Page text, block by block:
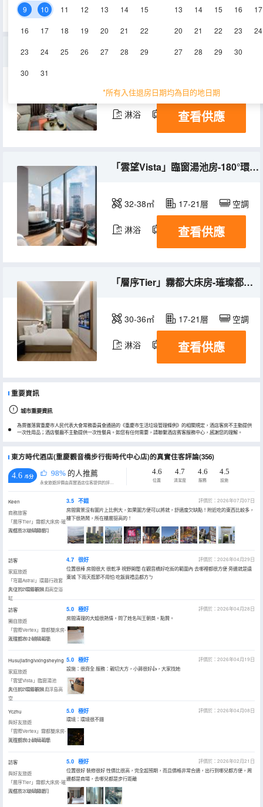
9 10 11 12 13 14 15
16 17 18 19 20 21 22
23 24 25 26 27 28 29
30 31
13 14 15 16 17
20 21 22 23 24
27 28 29 30
*所有入住退房日期均為目的地日期
40-50㎡ 17-21層
淋浴 電視機 冰箱
查看供應
「雲望Vista」臨窗湯池房-180°環幕觀景丨浮島高空
32-38㎡ 17-21層 空調
淋浴 電視機 冰箱
查看供應
「層序Tier」霧都大床房-璀璨都市丨玻璃幕牆
30-36㎡ 17-21層 空調
淋浴 電視機 冰箱
查看供應
重要資訊
城市重要資訊
為貫徹落實重慶市人民代表大會常務委員會通過的《重慶市生活垃圾管理條例》的相關規定，酒店客房不主動提供
一次性用品；酒店餐廳不主動提供一次性餐具。如您有任何需要，請聯繫酒店賓客服務中心，感謝您的理解。
東方時代酒店(重慶觀音橋步行街時代中心店)的真實住客評論(356)
4.6 /5分 98% 的人推薦
永安旅遊評價由真實酒店住客提供的評價。
4.6
位置
4.7
清潔度
4.6
服務
4.5
設施
Keen
商務旅客
「層序Tier」霧都大床房-璀
璨都市丨玻璃幕牆
入住於2026年05月
3.5 不錯
評價於：2026年07月07日
房間實景沒有圖片上比例大，如果圖方便可以將就，舒適度欠缺點！附近吃的東西比較多，
樓下很熱鬧，所在樓層挺高的！
訪客
家庭旅遊
「穹幕Astral」環幕行政套
房-270°環幕觀景丨高空浴
缸
入住於2026年04月
4.7 很好
評價於：2026年04月29日
位置很棒 房間很大 很乾凈 視野開闊 在觀音橋好吃街的範圍內 去哪裡都很方便 旁邊就是遠
東城 下雨天逛節不用怕 吃飯買禮品都方ㄅ
訪客
獨自旅遊
「雲際Vertex」霧都雙床房-
璀璨都市丨玻璃幕牆
入住於2026年04月
5.0 極好
評價於：2026年04月28日
房間清理的大姐很熱情。問了姓名叫王朝英。點贊。
Husujiatinglvxingsheying
家庭旅遊
「雲望Vista」臨窗湯池
房-180°環幕觀景丨浮島高
空
入住於2026年04月
5.0 極好
評價於：2026年04月19日
設施：很齊全 服務：親切大方，小蔣很好👍，大家找她
Yczhu
與好友旅遊
「雲際Vertex」霧都雙床房-
璀璨都市丨玻璃幕牆
入住於2026年04月
5.0 極好
評價於：2026年04月08日
環境：環境很不錯
訪客
與好友旅遊
「層序Tier」霧都大床房-璀
璨都市丨玻璃幕牆
入住於2026年02月
5.0 極好
評價於：2026年02月21日
位置很好 裝修很好 性價比很高，完全超預期，而且價格非常合適，出行到哪兒都方便，周
邊都是商場，去哪兒都是步行距離